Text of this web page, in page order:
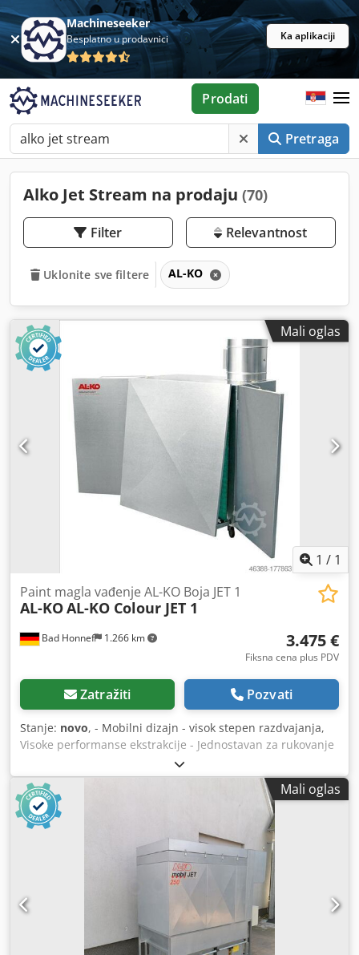
Machineseeker
Besplatno u prodavnici Ka aplikaciji
Pretraga
Prodati
Alko Jet Stream na prodaju (70)
Filter Relevantnost
Uklonite sve filtere AL-KO
Mali oglas
1 / 1
Bad Honnef 1.266 km
Paint magla vađenje AL-KO Boja JET 1
AL-KOAL-KO Colour JET 1
3.475 €
Fiksna cena plus PDV
Zatražiti Pozvati
Stanje: novo, - Mobilni dizajn - visok stepen razdvajanja,
Visoke performanse ekstrakcije - Jednostavan za rukovanje
- Dug radni vek filtera, tako malo zastoja - Fleksibilniji
zahvaljujući tehnologiji ekstrakcije sa sistemom prednjeg
panela - Sertifikovan za ATEKS zonu 2 -----Specifikacije-----
Kapacitet vazduha: 4.600 m³/h, Upotrebljivi pritisak: 500
Pa, Površina filtera sa pre- i finim filterom: 1 m², Ø
priključka: 300 mm, Motor 400 V: 1,5 kV, obrtaja motora:
1.410 o / min, Dimenzije (DkŠkV) otvoreno: 1.897 k 1.405 k
1.144 mm, Dimenzije (DkŠkV) zatvoreno: 1.012 k 1.405 k 912
mm, Težina: 175 kg + 5 m kabl sa utikačem i prigušnim
ventilom Codpfou T Hrpex Ahmsrf
Mali oglas